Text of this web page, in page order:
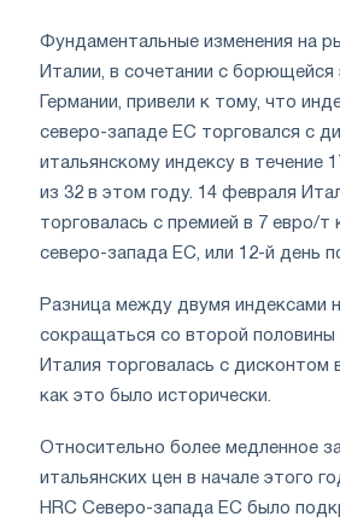
Фундаментальные изменения на
Италии, в сочетании с борющейся
Германии, привели к тому, что
северо-западе ЕС торговался с
итальянскому индексу в течение
из 32 в этом году. 14 февраля
торговалась с премией в 7 евро/т
северо-запада ЕС, или 12-й день
Разница между двумя индексами
сокращаться со второй половины
Италия торговалась с дисконтом
как это было исторически.
Относительно более медленное
итальянских цен в начале этого
HRC Северо-запада ЕС было